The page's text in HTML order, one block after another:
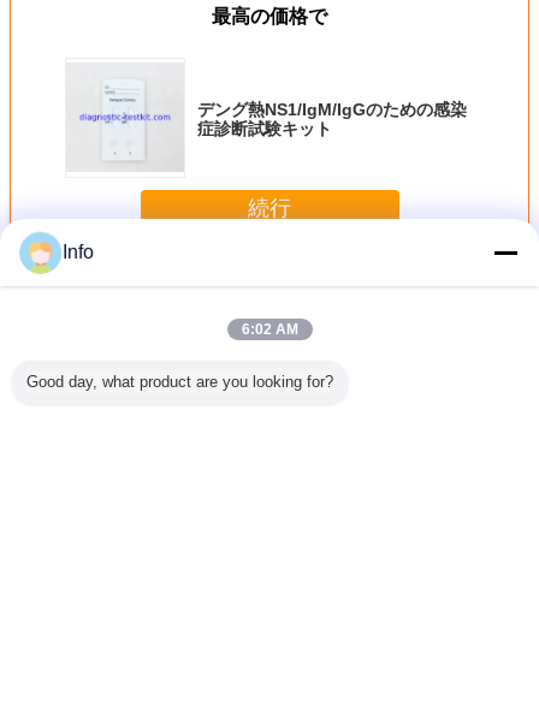
最高の価格で
デング熱NS1/IgM/IgGのための感染
症診断試験キット
続行
多く診断試験キット
Info
6:02 AM
Good day, what product are you looking for?